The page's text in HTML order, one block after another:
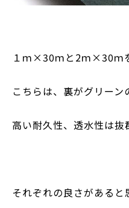
１ｍ×30ｍと 2ｍ×30ｍ
こちらは、裏がグリーン
高い耐久性、透水性は抜
それぞれの良さがあると